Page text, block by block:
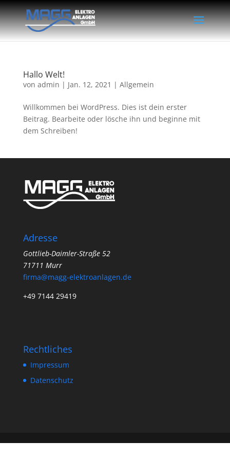
Hallo Welt!
von admin | Jan. 12, 2021 | Allgemein
Willkommen bei WordPress. Dies ist dein erster
Beitrag. Bearbeite oder lösche ihn und beginne mit
dem Schreiben!
Adresse
Gottlieb-Daimler-Straße 52
71711 Murr
firma@magg-elektroanlagen.de
+49 7144 29419
Rechtliches
Impressum
Datenschutz